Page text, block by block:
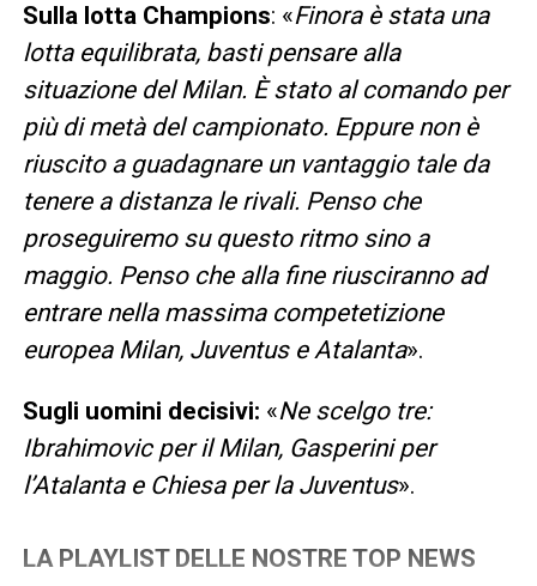
Sulla lotta Champions: «Finora è stata una
lotta equilibrata, basti pensare alla
situazione del Milan. È stato al comando per
più di metà del campionato. Eppure non è
riuscito a guadagnare un vantaggio tale da
tenere a distanza le rivali. Penso che
proseguiremo su questo ritmo sino a
maggio. Penso che alla fine riusciranno ad
entrare nella massima competetizione
europea Milan, Juventus e Atalanta».
Sugli uomini decisivi: «Ne scelgo tre:
Ibrahimovic per il Milan, Gasperini per
l’Atalanta e Chiesa per la Juventus».
LA PLAYLIST DELLE NOSTRE TOP NEWS